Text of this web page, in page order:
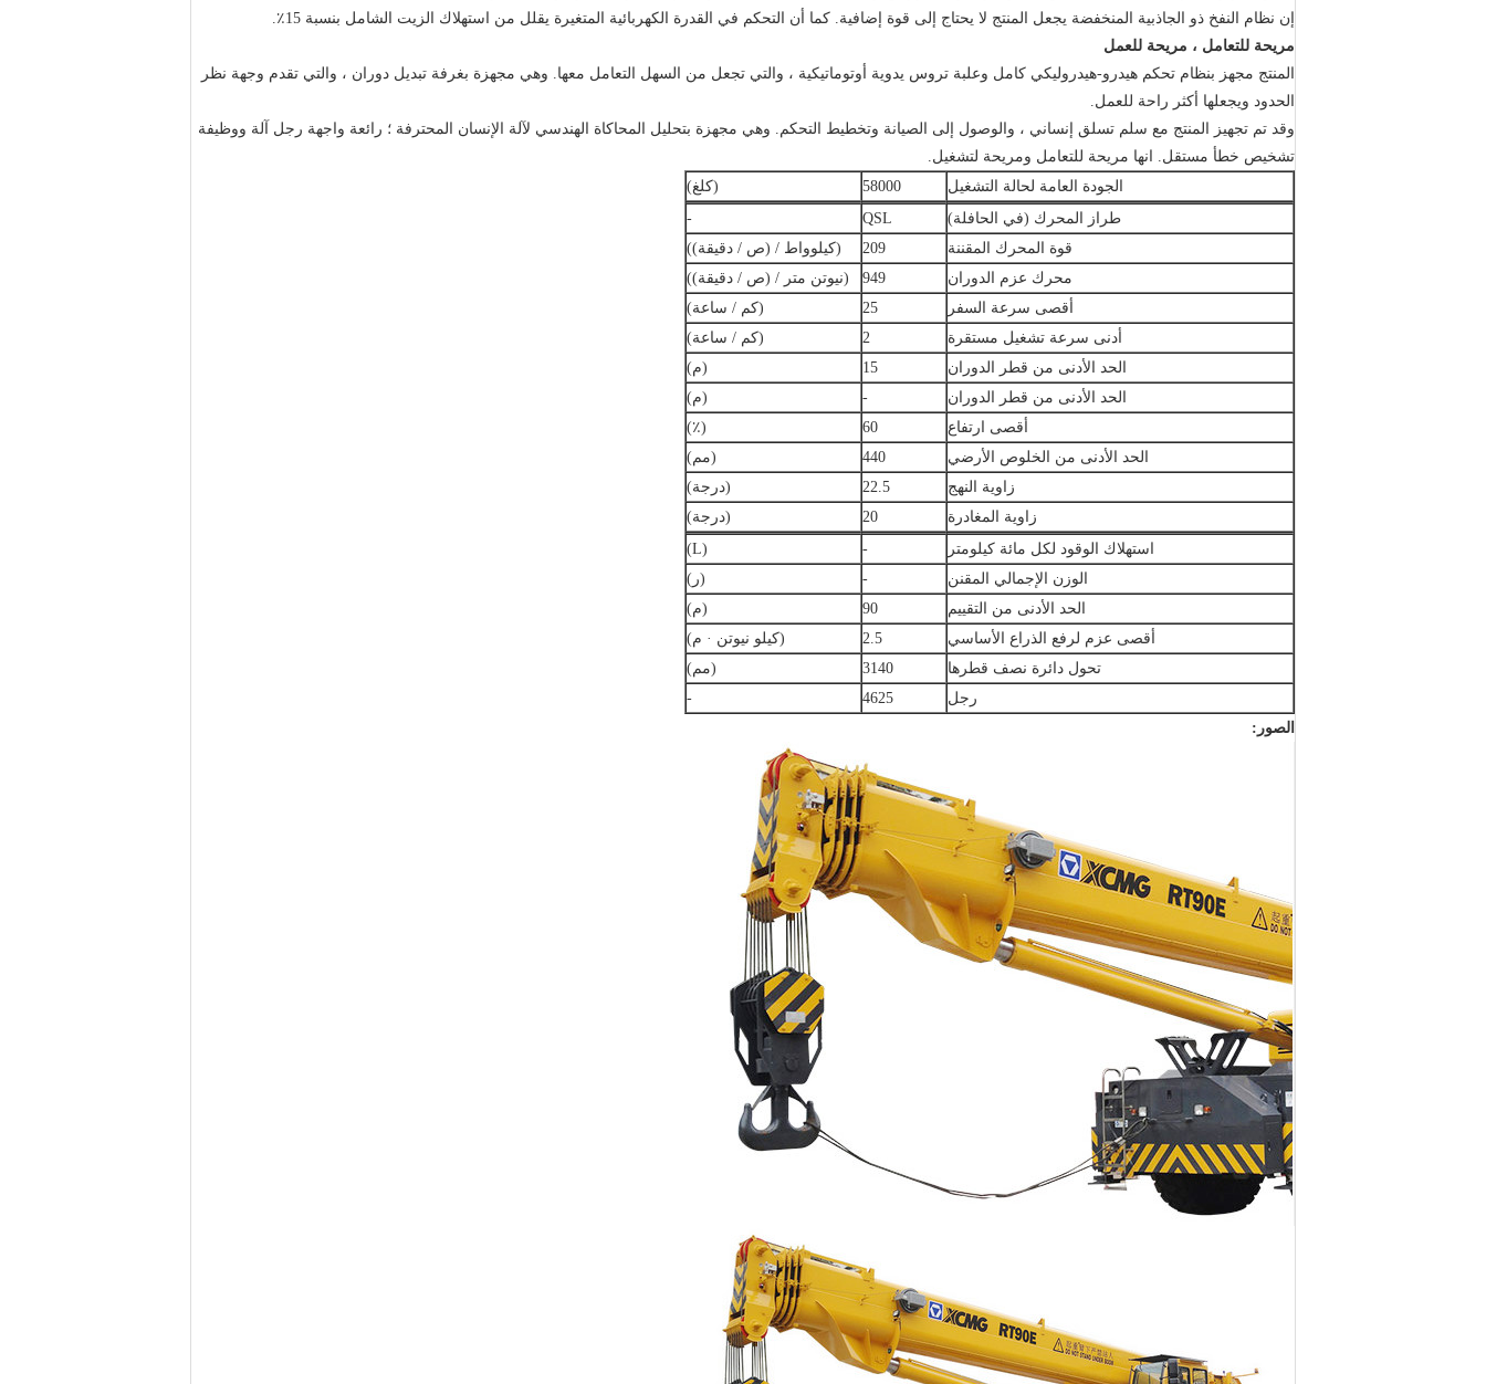
إن نظام النفخ ذو الجاذبية المنخفضة يجعل المنتج لا يحتاج إلى قوة إضافية. كما أن التحكم في القدرة الكهربائية المتغيرة يقلل من استهلاك الزيت الشامل بنسبة 15٪.
مريحة للتعامل ، مريحة للعمل
المنتج مجهز بنظام تحكم هيدرو-هيدروليكي كامل وعلبة تروس يدوية أوتوماتيكية ، والتي تجعل من السهل التعامل معها. وهي مجهزة بغرفة تبديل دوران ، والتي تقدم وجهة نظر
الحدود ويجعلها أكثر راحة للعمل.
وقد تم تجهيز المنتج مع سلم تسلق إنساني ، والوصول إلى الصيانة وتخطيط التحكم. وهي مجهزة بتحليل المحاكاة الهندسي لآلة الإنسان المحترفة ؛ رائعة واجهة رجل آلة ووظيفة
تشخيص خطأ مستقل.
انها مريحة للتعامل ومريحة لتشغيل.
الجودة العامة لحالة التشغيل
58000
(كلغ)
طراز المحرك (في الحافلة)
QSL
-
قوة المحرك المقننة
209
(كيلوواط / (ص / دقيقة))
محرك عزم الدوران
949
(نيوتن متر / (ص / دقيقة))
أقصى سرعة السفر
25
(كم / ساعة)
أدنى سرعة تشغيل مستقرة
2
(كم / ساعة)
الحد الأدنى من قطر الدوران
15
(م)
الحد الأدنى من قطر الدوران
-
(م)
أقصى ارتفاع
60
(٪)
الحد الأدنى من الخلوص الأرضي
440
(مم)
زاوية النهج
22.5
(درجة)
زاوية المغادرة
20
(درجة)
استهلاك الوقود لكل مائة كيلومتر
-
(L)
الوزن الإجمالي المقنن
-
(ر)
الحد الأدنى من التقييم
90
(م)
أقصى عزم لرفع الذراع الأساسي
2.5
(كيلو نيوتن · م)
تحول دائرة نصف قطرها
3140
(مم)
رجل
4625
-
الصور: